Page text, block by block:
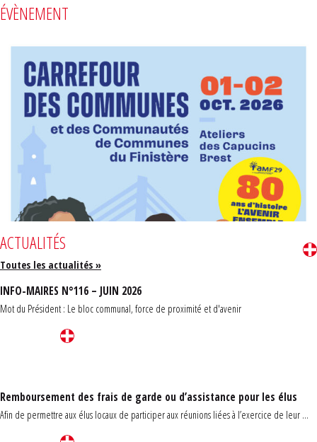
ÉVÈNEMENT
ACTUALITÉS
Toutes les actualités »
INFO-MAIRES N°116 – JUIN 2026
Mot du Président : Le bloc communal, force de proximité et d'avenir
Remboursement des frais de garde ou d’assistance pour les élus
Afin de permettre aux élus locaux de participer aux réunions liées à l’exercice de leur ...